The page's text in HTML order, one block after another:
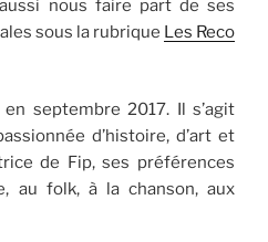
nous faire part de ses
sous la rubrique Les Reco
septembre 2017. Il s’agit
d’histoire, d’art et
de Fip, ses préférences
au folk, à la chanson, aux